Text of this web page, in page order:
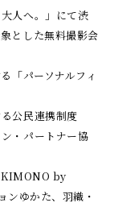
人へ。」にて渋
とした無料撮影会
「パーソナルフィ
公民連携制度
・パートナー協
by
ゆかた、羽織・